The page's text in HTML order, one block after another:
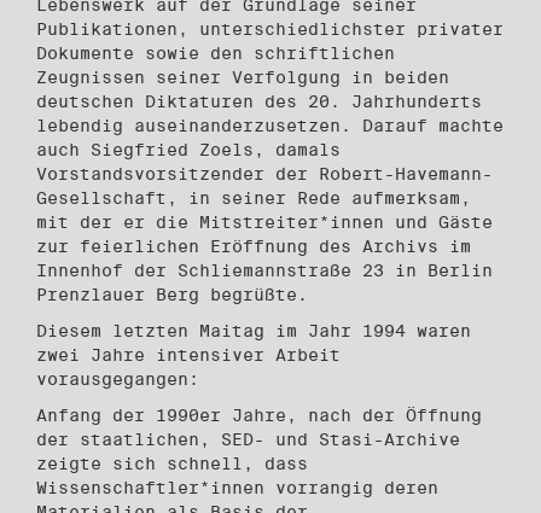
Lebenswerk auf der Grundlage seiner
Publikationen, unterschiedlichster privater
Dokumente sowie den schriftlichen
Zeugnissen seiner Verfolgung in beiden
deutschen Diktaturen des 20. Jahrhunderts
lebendig auseinanderzusetzen. Darauf machte
auch Siegfried Zoels, damals
Vorstandsvorsitzender der Robert-Havemann-
Gesellschaft, in seiner Rede aufmerksam,
mit der er die Mitstreiter*innen und Gäste
zur feierlichen Eröffnung des Archivs im
Innenhof der Schliemannstraße 23 in Berlin
Prenzlauer Berg begrüßte.
Diesem letzten Maitag im Jahr 1994 waren
zwei Jahre intensiver Arbeit
vorausgegangen:
Anfang der 1990er Jahre, nach der Öffnung
der staatlichen, SED- und Stasi-Archive
zeigte sich schnell, dass
Wissenschaftler*innen vorrangig deren